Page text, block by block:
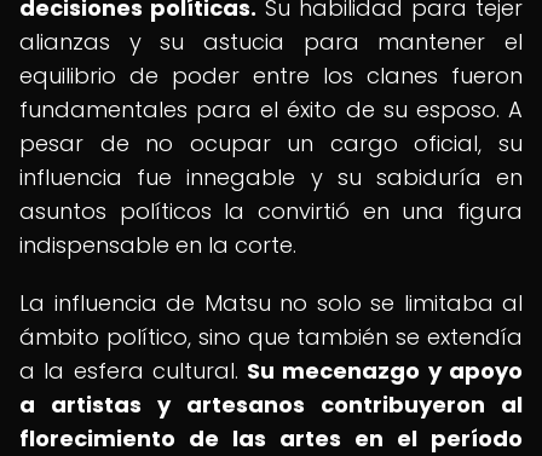
decisiones políticas. Su habilidad para tejer
alianzas y su astucia para mantener el
equilibrio de poder entre los clanes fueron
fundamentales para el éxito de su esposo. A
pesar de no ocupar un cargo oficial, su
influencia fue innegable y su sabiduría en
asuntos políticos la convirtió en una figura
indispensable en la corte.
La influencia de Matsu no solo se limitaba al
ámbito político, sino que también se extendía
a la esfera cultural. Su mecenazgo y apoyo
a artistas y artesanos contribuyeron al
florecimiento de las artes en el período